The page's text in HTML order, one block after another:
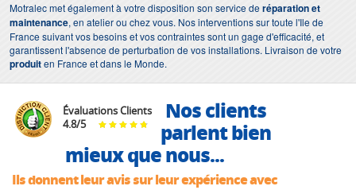
Motralec met également à votre disposition son service deréparation et
maintenance, en atelier ou chez vous. Nos interventions sur toute l'Ile de
France suivant vos besoins et vos contraintes sont un gage d'efficacité, et
garantissent l'absence de perturbation de vos installations. Livraison de votre
produiten France et dans le Monde.
Évaluations Clients
4.8/5
Nos clients
parlent bien
mieux que nous...
Ils donnent leur avis sur leur expérience avec